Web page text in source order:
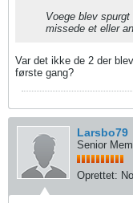
Voege blev
missede et eller
Var det ikke de 2 der
første gang?
Larsbo79
Senior
Oprettet: